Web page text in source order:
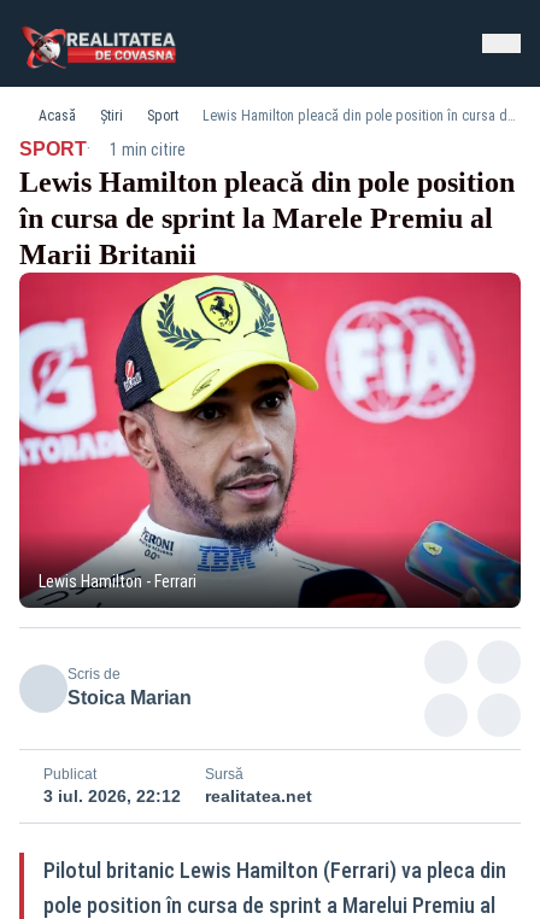
Acasă Știri Sport Lewis Hamilton pleacă din pole position în cursa de sprint la Marele Premiu al Marii Britanii
SPORT· 1 min citire
Lewis Hamilton pleacă din pole position
în cursa de sprint la Marele Premiu al
Marii Britanii
Lewis Hamilton - Ferrari
Scris de
Stoica Marian
Publicat
3 iul. 2026, 22:12
Sursă
realitatea.net
Pilotul britanic Lewis Hamilton (Ferrari) va pleca din
pole position în cursa de sprint a Marelui Premiu al